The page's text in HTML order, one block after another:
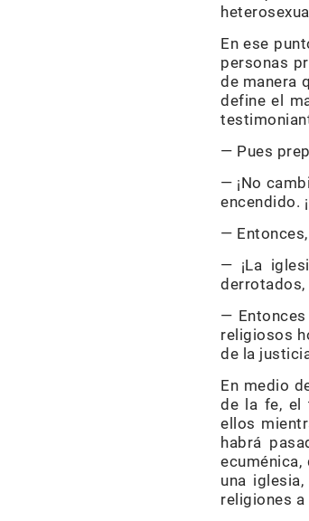
En ese
personas
de manera
define el
— Pues
— ¡No
encendido.
—
— ¡La
derrotados,
—
religiosos
de la
En medio
de la fe, el
ellos
habrá
una
religiones a